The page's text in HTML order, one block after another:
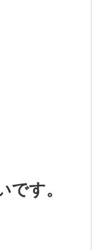
です。